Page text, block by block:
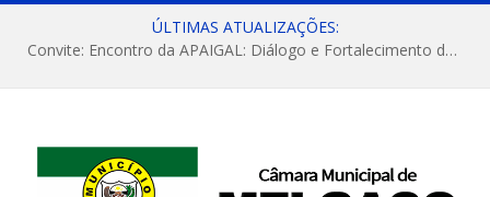
ÚLTIMAS ATUALIZAÇÕES:
Convite: Encontro da APAIGAL: Diálogo e Fortalecimento da Agricultura Familiar